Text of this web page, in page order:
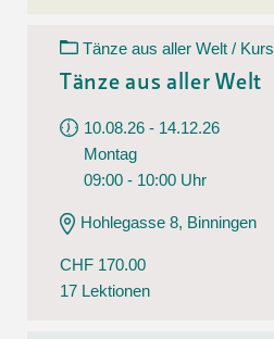
Tänze aus aller Welt / Kurs
Tänze aus aller Welt
10.08.26 - 14.12.26
Montag
09:00 - 10:00 Uhr
Hohlegasse 8, Binningen
CHF 170.00
17 Lektionen